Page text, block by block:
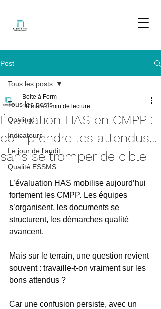
Post
Tous les posts
Qualiopi
Indicateurs
Le jour de l'audit
Qualité ESSMS
Tous les posts
Évaluation HAS en CMPP :
comprendre les attendus…
sans se tromper de cible
Boite à Form
18 mars 3 min de lecture
L’évaluation HAS mobilise aujourd’hui
fortement les CMPP. Les équipes
s’organisent, les documents se
structurent, les démarches qualité
avancent.
Mais sur le terrain, une question revient
souvent : travaille-t-on vraiment sur les
bons attendus ?
Car une confusion persiste, avec un